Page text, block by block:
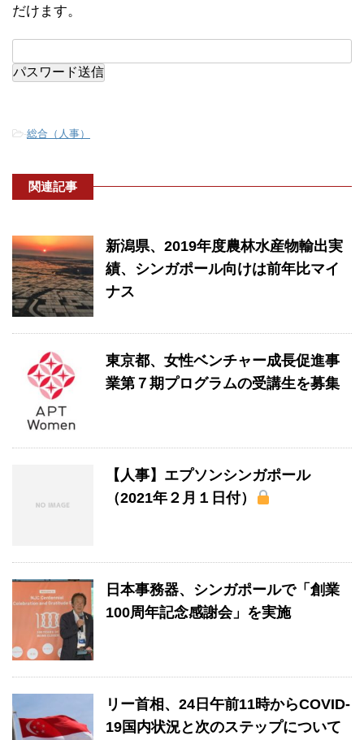
だけます。
-総合（人事）
関連記事
新潟県、2019年度農林水産物輸出実
績、シンガポール向けは前年比マイ
ナス
東京都、女性ベンチャー成長促進事
業第７期プログラムの受講生を募集
【人事】エプソンシンガポール
（2021年２月１日付）
日本事務器、シンガポールで「創業
100周年記念感謝会」を実施
リー首相、24日午前11時からCOVID-
19国内状況と次のステップについて